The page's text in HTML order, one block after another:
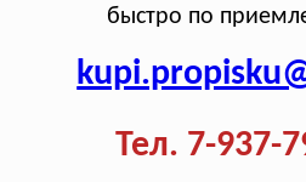
быстро по
Тел. 7-937-